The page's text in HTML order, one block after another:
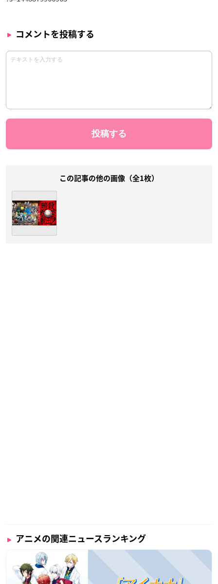
コメントを投稿する
この記事の他の画像（全1枚）
アニメの関連ニュースランキング